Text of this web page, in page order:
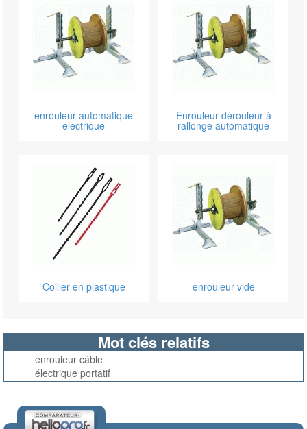
enrouleur automatique
electrique
Enrouleur-dérouleur à
rallonge automatique
Collier en plastique enrouleur vide
Mot clés relatifs
enrouleur câble
électrique portatif